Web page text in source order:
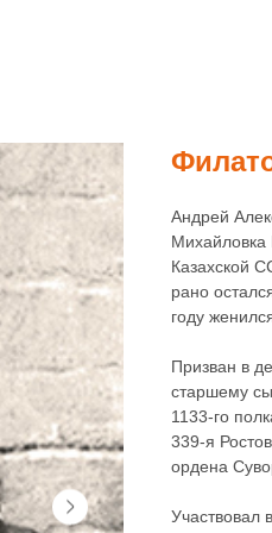
Андрей
Михайловка
Казахской
рано
году
Призван в
старшему
1133-го
339-я
ордена
Участвовал